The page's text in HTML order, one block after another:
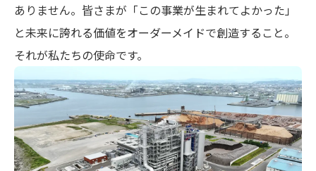
ありません。皆さまが「この事業が生まれてよかった」
と未来に誇れる価値をオーダーメイドで創造すること。
それが私たちの使命です。